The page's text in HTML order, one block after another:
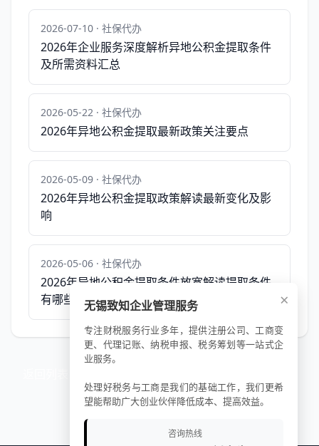
2026-07-10 · 社保代办
2026年企业服务深度解析异地公积金提取条件
及所需资料汇总
2026-05-22 · 社保代办
2026年异地公积金提取最新政策关注要点
2026-05-09 · 社保代办
2026年异地公积金提取政策解读最新变化及影
响
2026-05-06 · 社保代办
2026年异地公积金提取条件放宽解读提取条件
有哪些变化？
×
无锡致知企业管理服务
专注财税服务行业多年，提供注册公司、工商变
更、代理记账、纳税申报、税务筹划等一站式企
业服务。
处理好税务与工商是我们的基础工作，我们更希
望能帮助广大创业伙伴降低成本、提高效益。
咨询热线